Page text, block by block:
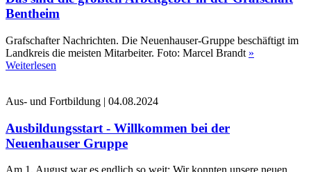
Bentheim
Grafschafter Nachrichten. Die Neuenhauser-Gruppe beschäftigt im
Landkreis die meisten Mitarbeiter. Foto: Marcel Brandt »
Weiterlesen
Aus- und Fortbildung | 04.08.2024
Ausbildungsstart - Willkommen bei der
Neuenhauser Gruppe